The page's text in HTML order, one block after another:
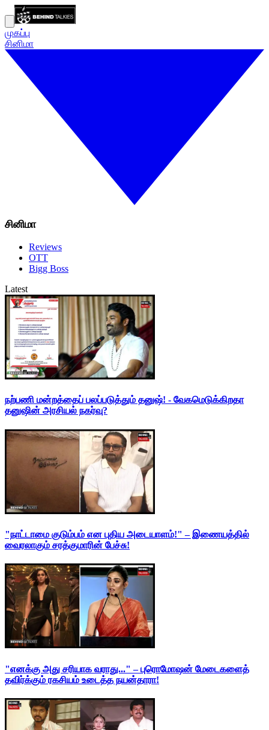
முகப்பு
சினிமா
சினிமா
Reviews
OTT
Bigg Boss
Latest
நற்பணி மன்றத்தைப் பலப்படுத்தும் தனுஷ்! - வேகமெடுக்கிறதா
தனுஷின் அரசியல் நகர்வு?
"நாட்டாமை குடும்பம் என புதிய அடையாளம்!" – இணையத்தில்
வைரலாகும் சரத்குமாரின் பேச்சு!
"எனக்கு அது சரியாக வராது..." – புரொமோஷன் மேடைகளைத்
தவிர்க்கும் ரகசியம் உடைத்த நயன்தாரா!